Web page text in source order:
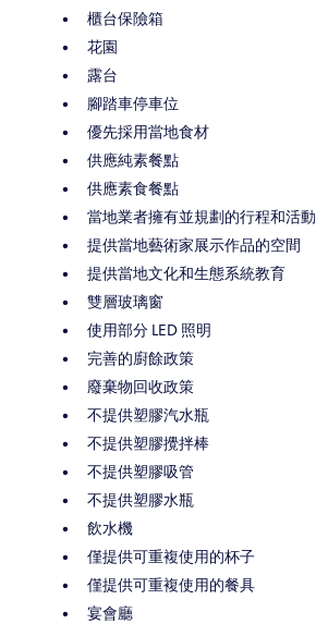
櫃台保險箱
花園
露台
腳踏車停車位
優先採用當地食材
供應純素餐點
供應素食餐點
當地業者擁有並規劃的行程和活動
提供當地藝術家展示作品的空間
提供當地文化和生態系統教育
雙層玻璃窗
使用部分 LED 照明
完善的廚餘政策
廢棄物回收政策
不提供塑膠汽水瓶
不提供塑膠攪拌棒
不提供塑膠吸管
不提供塑膠水瓶
飲水機
僅提供可重複使用的杯子
僅提供可重複使用的餐具
宴會廳